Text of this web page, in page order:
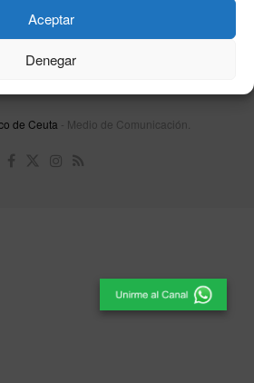
Aceptar
Denegar
Política de cookies
Group Solutions SL
de Ceuta - Medio de Comunicación